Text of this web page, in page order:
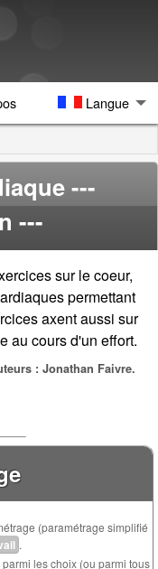
Langue
---
---
sur le coeur,
permettant
axent aussi sur
au cours d'un effort.
: Jonathan Faivre.
(paramétrage simplifié
.
les choix (ou parmi tous